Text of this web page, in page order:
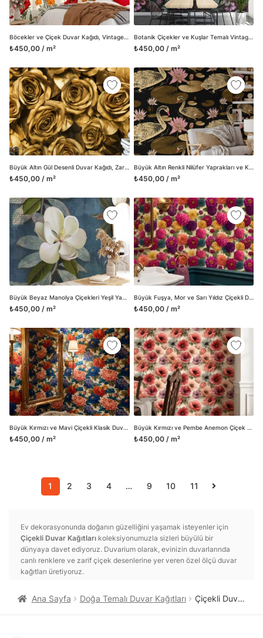
Böcekler ve Çiçek Duvar Kağıdı, Vintage Bahçe Senfonisi Duvar Posteri
₺450,00 / m²
Botanik Çiçekler ve Kuşlar Temalı Vintage Duvar Kağıdı, Klasik ve Şık Ev Dekoru, Duvar Posteri
₺450,00 / m²
Büyük Altın Gül Desenli Duvar Kağıdı, Zarif ve Lüks Duvar Dekoru için 3D Duvar Posteri
₺450,00 / m²
Büyük Altın Renkli Nilüfer Yaprakları ve Koyu Zeminli Kuğularla Duvar Kağıdı, Vintage Siyah ve Altın Zarafet Duvar Posteri
₺450,00 / m²
Büyük Beyaz Manolya Çiçekleri Yeşil Yapraklı Arka Planlı Duvar Kağıdı, Doğa Temalı Çiçek Baskılı Duvar Posteri
₺450,00 / m²
Büyük Fuşya, Mor ve Sarı Yıldız Çiçekli Duvar Kağıdı, Klasik Botanik Desenli Duvar Posteri
₺450,00 / m²
Büyük Kırmızı ve Mavi Çiçekli Klasik Duvar Kağıdı, Vintage Botanik Desenli Sanatsal Duvar Posteri
₺450,00 / m²
Büyük Kırmızı ve Pembe Anemon Çiçek Desenli Duvar Kağıdı, Romantik ve Klasik Botanik Duvar Posteri
₺450,00 / m²
1 2 3 4 … 9 10 11
Ev dekorasyonunda doğanın güzelliğini yaşamak isteyenler için
Çiçekli Duvar Kağıtları koleksiyonumuzla sizleri büyülü bir
dünyaya davet ediyoruz. Duvarium olarak, evinizin duvarlarında
canlı renklere ve zarif çiçek desenlerine yer veren özel ölçü duvar
kağıtları üretiyoruz.
getirirken aynı zamanda sıcaklık ve huzur hissi yaratır. Her bir çiçek
Ana Sayfa Doğa Temalı Duvar Kağıtları Çiçekli Duvar Kağıtları